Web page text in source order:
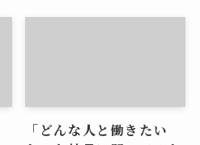
「どんな人と働きたい